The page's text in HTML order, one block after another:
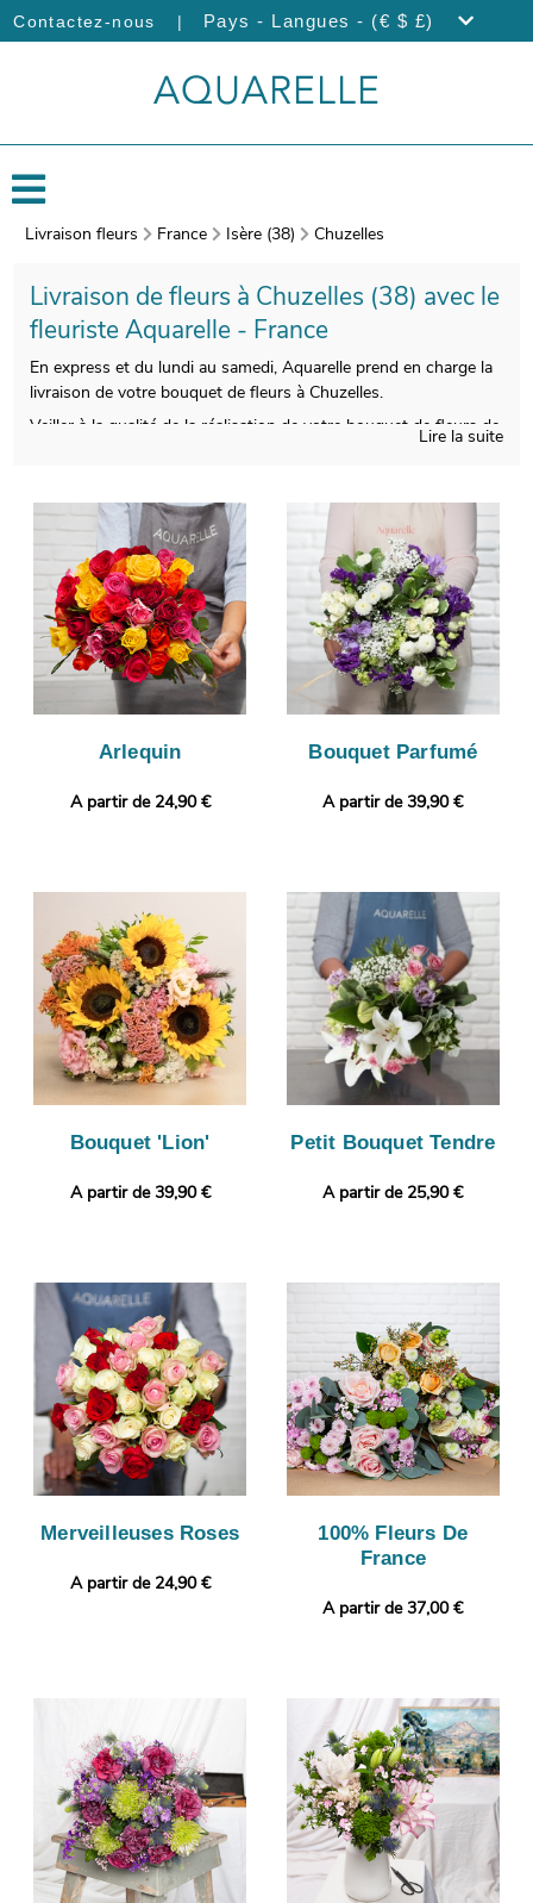
Contactez-nous | Pays - Langues - (€ $ £)
Livraison fleurs France Isère (38) Chuzelles
Livraison de fleurs à Chuzelles (38) avec le
fleuriste Aquarelle - France
En express et du lundi au samedi, Aquarelle prend en charge la
livraison de votre bouquet de fleurs à Chuzelles.
Veiller à la qualité de la réalisation de votre bouquet de fleurs de
un vase de protection, puis nous photographierons votre
bouquet. Vous pourrez recevoir ensuite cette image via votre
boîte mail de manière à ce que vous puissiez vous assurer que
le bouquet qui a été réalisé par nos soins sera identique à celui
que vous avez sélectionné. L’envoi sera ensuite pris en charge.
Vous désirez ajouter une touche plus personnelle ? Sans frais
supplémentaire, vous pourrez ajouter un message ou une
photo à votre commande.
Lire la suite
Arlequin
A partir de 24,90 €
Bouquet Parfumé
A partir de 39,90 €
Bouquet 'Lion'
A partir de 39,90 €
Petit Bouquet Tendre
A partir de 25,90 €
Merveilleuses Roses
A partir de 24,90 €
100% Fleurs De
France
A partir de 37,00 €